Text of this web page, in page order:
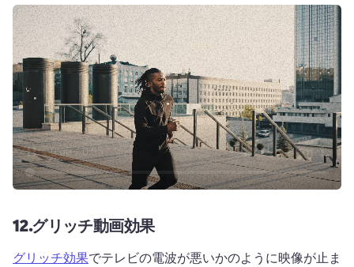
12.グリッチ動画効果
グリッチ効果でテレビの電波が悪いかのように映像が止ま